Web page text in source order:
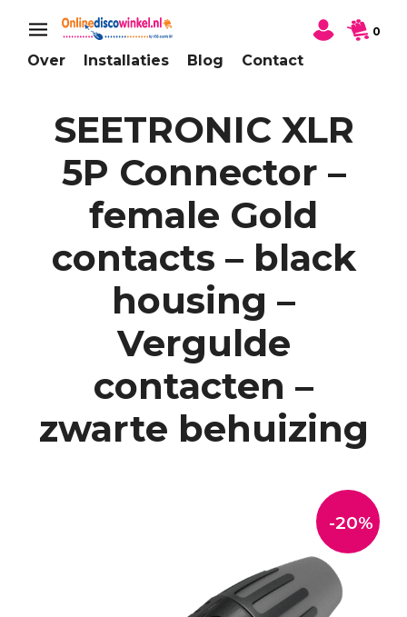
Over Installaties Blog Contact
0
SEETRONIC XLR
5P Connector –
female Gold
contacts – black
housing –
Vergulde
contacten –
zwarte behuizing
-20%